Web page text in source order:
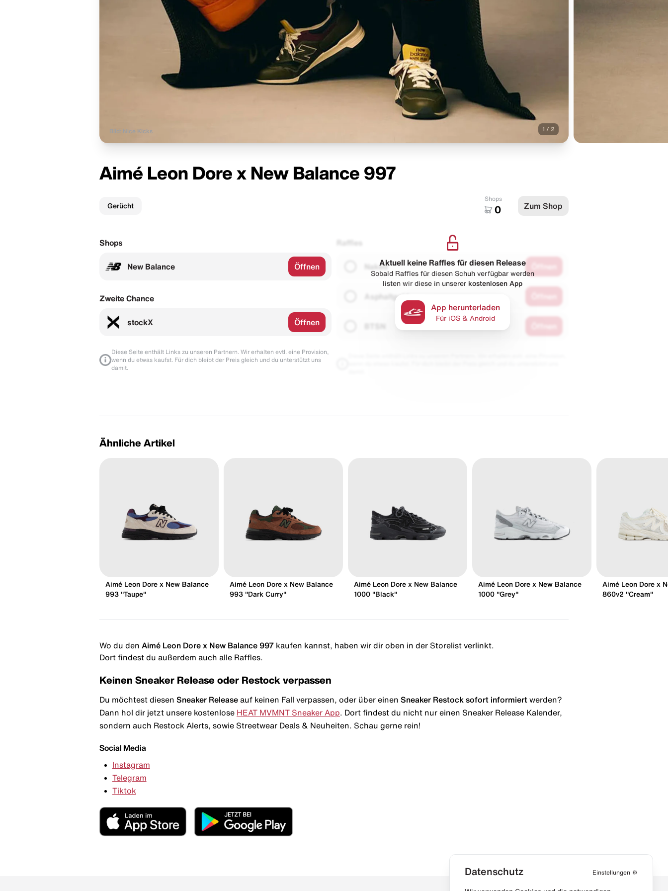
Bild: Nice Kicks 1 / 2
Aimé Leon Dore x New Balance 997
Gerücht
Shops
0 Zum Shop
Shops
New Balance Öffnen
Zweite Chance
stockX Öffnen
Diese Seite enthält Links zu unseren Partnern. Wir erhalten evtl. eine Provision,
wenn du etwas kaufst. Für dich bleibt der Preis gleich und du unterstützt uns
damit.
Raffles
Naked
Asphaltgold
Aktuell keine Raffles für diesen Release
Sobald Raffles für diesen Schuh verfügbar werden
listen wir diese in unserer kostenlosen App
App herunterladen
Für iOS & Android
Ähnliche Artikel
Aimé Leon Dore x New Balance
993 "Taupe"
Aimé Leon Dore x New Balance
993 "Dark Curry"
Aimé Leon Dore x New Balance
1000 "Black"
Aimé Leon Dore x New Balance
1000 "Grey"
Aimé Leon Dore x
860v2 "Cream"
Wo du den Aimé Leon Dore x New Balance 997 kaufen kannst, haben wir dir oben in der Storelist verlinkt.
Dort findest du außerdem auch alle Raffles.
Keinen Sneaker Release oder Restock verpassen
Du möchtest diesen Sneaker Release auf keinen Fall verpassen, oder über einen Sneaker Restock sofort informiert werden?
Dann hol dir jetzt unsere kostenlose HEAT MVMNT Sneaker App . Dort findest du nicht nur einen Sneaker Release Kalender,
sondern auch Restock Alerts, sowie Streetwear Deals & Neuheiten. Schau gerne rein!
Social Media
Instagram
Telegram
Tiktok
Datenschutz Einstellungen ⚙️